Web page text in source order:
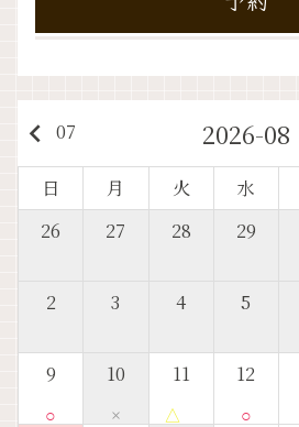
keyboard_arrow_left 07 2026-08
日 月 火 水
26
27 28 29
2 3 4 5
9
○
10
×
11
△
12
○